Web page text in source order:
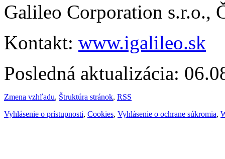
Galileo Corporation s.r.o.,
Kontakt: www.igalileo.sk
Posledná aktualizácia:
Zmena vzhľadu, Štruktúra stránok, RSS
Vyhlásenie o prístupnosti, Cookies, Vyhlásenie o ochrane súkromia,